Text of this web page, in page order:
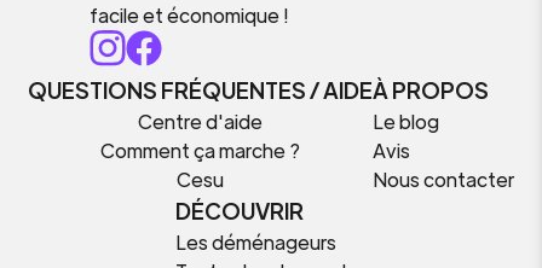
facile et économique !
QUESTIONS FRÉQUENTES / AIDE
Centre d'aide
Comment ça marche ?
Cesu
À PROPOS
Le blog
Avis
Nous contacter
DÉCOUVRIR
Les déménageurs